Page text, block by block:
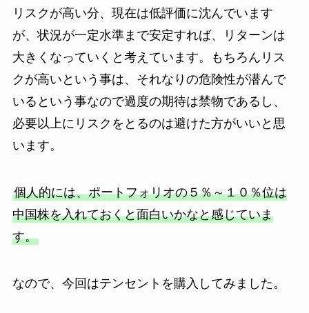
リスクが高い分、現在は低評価に沈んでいます
が、状況が一定水準まで安定すれば、リターンは
大きくなっていくと考えています。もちろんリス
クが高いという事は、それなりの危険性が潜んで
いるという事なので過度の期待は禁物であるし、
必要以上にリスクをとるのは避けた方がいいと思
います。
個人的には、ポートフォリオの５％～１０％位は
中国株を入れておくと面白いかなと感じていま
す。
なので、今回はテンセントを購入してみました。